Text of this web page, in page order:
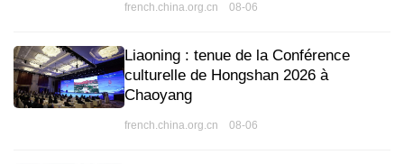
french.china.org.cn 08-06
Liaoning : tenue de la Conférence
culturelle de Hongshan 2026 à
Chaoyang
french.china.org.cn 08-06